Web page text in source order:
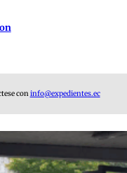
coninfo@expedientes.ec